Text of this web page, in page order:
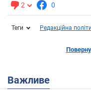
2 0
Теги Редакційна
Важливе